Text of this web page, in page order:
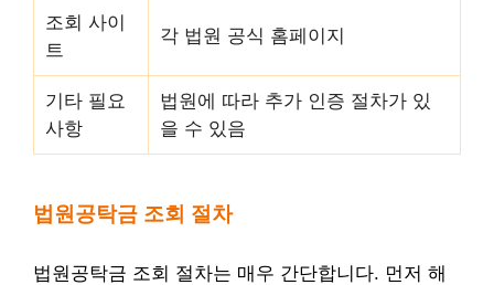
조회 사이
트
각 법원 공식 홈페이지
기타 필요
사항
법원에 따라 추가 인증 절차가 있
을 수 있음
법원공탁금 조회 절차
법원공탁금 조회 절차는 매우 간단합니다. 먼저 해